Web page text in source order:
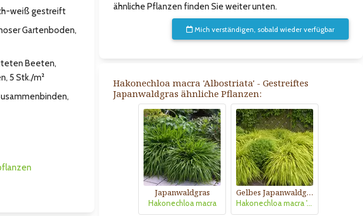
ähnliche Pflanzen finden Sie weiter unten.
Mich verständigen, sobald wieder verfügbar
Hakonechloa macra 'Albostriata' - Gestreiftes
Japanwaldgras ähnliche Pflanzen:
Japanwaldgras
Hakonechloa macra
Gelbes Japanwaldgras
Hakonechloa macra 'Aureola'
weiß gestreift
Gartenboden,
Beeten,
5 Stk./m²